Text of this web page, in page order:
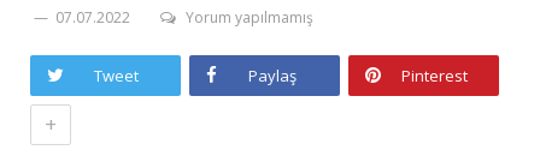
07.07.2022 Yorum yapılmamış
Tweet Paylaş Pinterest
+